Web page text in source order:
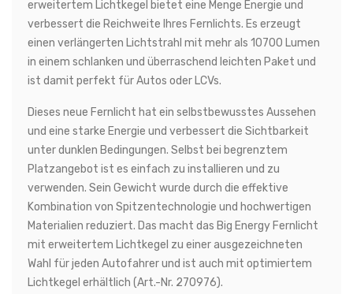
erweitertem Lichtkegel bietet eine Menge Energie und
verbessert die Reichweite Ihres Fernlichts. Es erzeugt
einen verlängerten Lichtstrahl mit mehr als 10700 Lumen
in einem schlanken und überraschend leichten Paket und
ist damit perfekt für Autos oder LCVs.
Dieses neue Fernlicht hat ein selbstbewusstes Aussehen
und eine starke Energie und verbessert die Sichtbarkeit
unter dunklen Bedingungen. Selbst bei begrenztem
Platzangebot ist es einfach zu installieren und zu
verwenden. Sein Gewicht wurde durch die effektive
Kombination von Spitzentechnologie und hochwertigen
Materialien reduziert. Das macht das Big Energy Fernlicht
mit erweitertem Lichtkegel zu einer ausgezeichneten
Wahl für jeden Autofahrer und ist auch mit optimiertem
Lichtkegel erhältlich (Art.-Nr. 270976).